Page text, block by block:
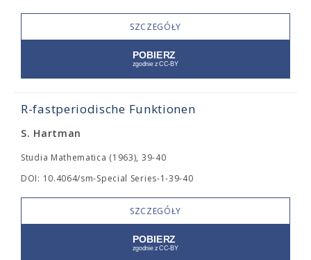
SZCZEGÓŁY
R-fastperiodische Funktionen
S. Hartman
Studia Mathematica (1963), 39-40
DOI: 10.4064/sm-Special Series-1-39-40
SZCZEGÓŁY